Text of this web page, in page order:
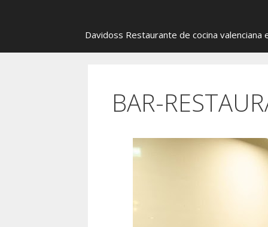
Davidoss Restaurante de cocina valenciana
BAR-